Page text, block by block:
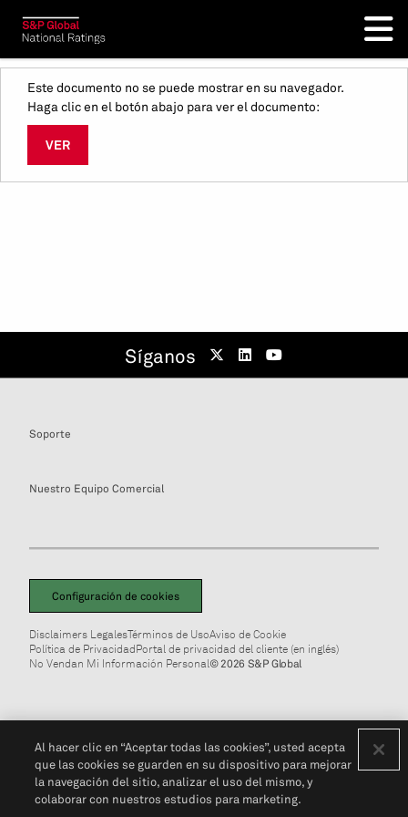
Este documento no se puede mostrar en su navegador.
Haga clic en el botón abajo para ver el documento:
VER
Síganos
Soporte
Nuestro Equipo Comercial
Configuración de cookies
Disclaimers LegalesTérminos de UsoAviso de Cookie
Política de PrivacidadPortal de privacidad del cliente (en inglés)
No Vendan Mi Información Personal© 2026 S&P Global
Al hacer clic en “Aceptar todas las cookies”, usted acepta
que las cookies se guarden en su dispositivo para mejorar
la navegación del sitio, analizar el uso del mismo, y
colaborar con nuestros estudios para marketing.